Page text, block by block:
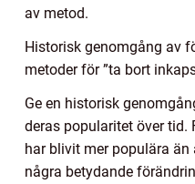
av metod.
Historisk genomgång av
metoder för ”ta bort
Ge en historisk
deras popularitet över tid.
har blivit mer populära
några betydande